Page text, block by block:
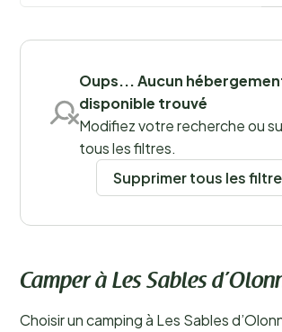
Sauvegarder les filtres
Oups... Aucun
disponible trouvé
Modifiez votre recherche ou
tous les filtres.
Supprimer tous les
Camper à Les Sables
Choisir un camping à Les Sables